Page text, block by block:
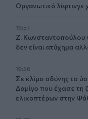
Οργανωτικό λίφτινγκ
19:57
Ζ. Κωνσταντοπούλου
δεν είναι ατύχημα
19:56
Σε κλίμα οδύνης το
Δαμίγο που έχασε τη
ελικοπτέρων στην